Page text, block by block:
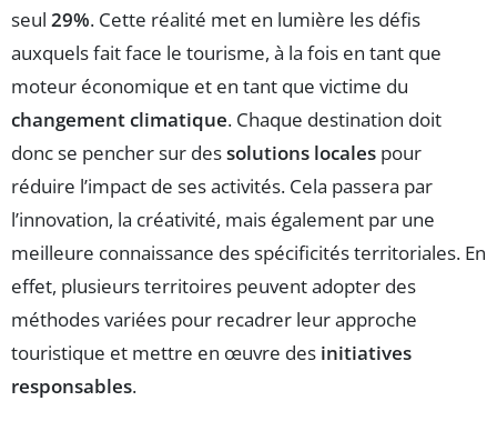
seul 29%. Cette réalité met en lumière les défis
auxquels fait face le tourisme, à la fois en tant que
moteur économique et en tant que victime du
changement climatique. Chaque destination doit
donc se pencher sur dessolutions locales pour
réduire l’impact de ses activités. Cela passera par
l’innovation, la créativité, mais également par une
meilleure connaissance des spécificités territoriales. En
effet, plusieurs territoires peuvent adopter des
méthodes variées pour recadrer leur approche
touristique et mettre en œuvre des initiatives
responsables.